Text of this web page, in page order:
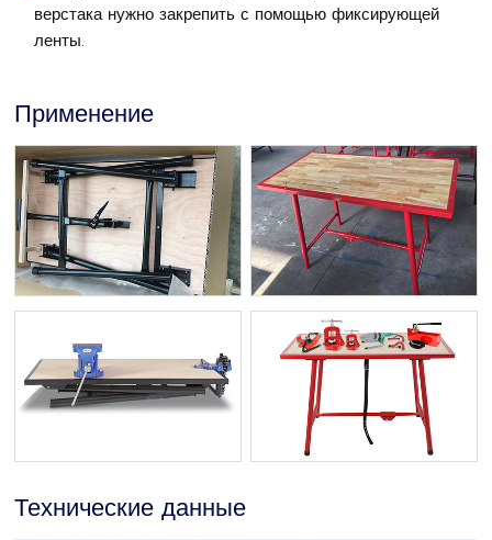
верстака нужно закрепить с помощью фиксирующей
ленты.
Применение
Технические данные